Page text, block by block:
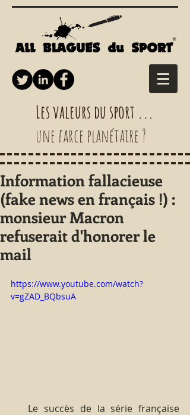
Les valeurs du sport ...
une farce planétaire ?
Information fallacieuse
(fake news en français !) :
monsieur Macron
refuserait d'honorer le
mail
https://www.youtube.com/watch?
v=gZAD_BQbsuA